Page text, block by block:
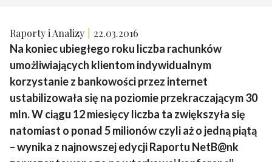
Raporty i Analizy 22.03.2016
Na koniec ubiegłego roku liczba rachunków
umożliwiających klientom indywidualnym
korzystanie z bankowości przez internet
ustabilizowała się na poziomie przekraczającym 30
mln. W ciągu 12 miesięcy liczba ta zwiększyła się
natomiast o ponad 5 milionów czyli aż o jedną piątą
– wynika z najnowszej edycji Raportu NetB@nk